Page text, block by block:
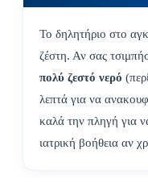
Το δηλητήριο στο
ζέστη. Αν σας
πολύ ζεστό νερό
λεπτά για να
καλά την πληγή για
ιατρική βοήθεια αν